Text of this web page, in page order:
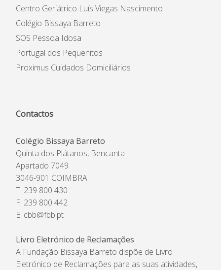
Centro Geriátrico Luís Viegas Nascimento
Colégio Bissaya Barreto
SOS Pessoa Idosa
Portugal dos Pequenitos
Proximus Cuidados Domiciliários
Contactos
Colégio Bissaya Barreto
Quinta dos Plátanos, Bencanta
Apartado 7049
3046-901 COIMBRA
T: 239 800 430
F: 239 800 442
E: cbb@fbb.pt
Livro Eletrónico de Reclamações
A Fundação Bissaya Barreto dispõe de Livro
Eletrónico de Reclamações para as suas atividades,